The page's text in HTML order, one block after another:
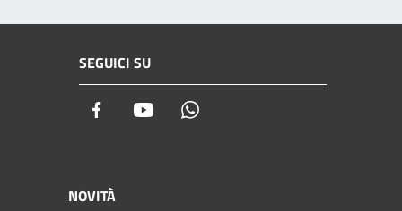
SEGUICI SU
Facebook Youtube
NOVITÀ